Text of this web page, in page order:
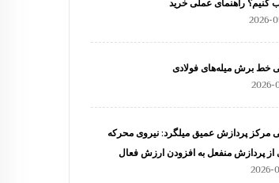
کنیم؟ راهنمای عملی خرید
2026-
خط برش میله‌های فولادی
2026-
مرکز پردازش عمیق میلگرد: نیروی محرکه
از پردازش منفعل به افزودن ارزش فعال
2026-